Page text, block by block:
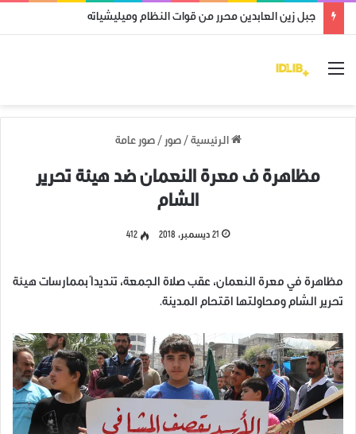
جبل زين العابدين محرر من قوات النظام وميليشياته
القائمة
الرئيسية / صور / صور عامة
مظاهرة ف معرة النعمان ضد هيئة تحرير
الشام
21 ديسمبر، 2018 412
مظاهرة في معرة النعمان، عقب صلاة الجمعة، تنديداً بممارسات هيئة
تحرير الشام ومحاولتها اقتحام المدينة.